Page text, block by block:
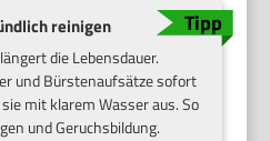
reinigen
die Lebensdauer.
und Bürstenaufsätze sofort
mit klarem Wasser aus. So
und Geruchsbildung.